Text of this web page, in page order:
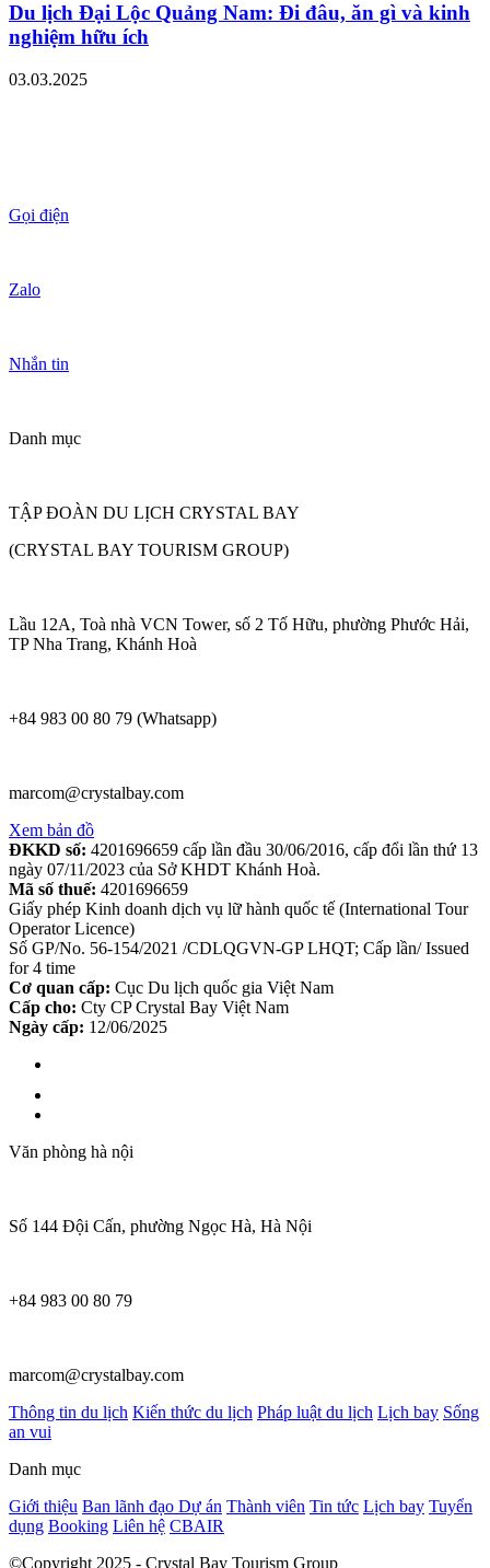
Du lịch Đại Lộc Quảng Nam: Đi đâu, ăn gì và kinh
nghiệm hữu ích
03.03.2025
Gọi điện
Zalo
Nhắn tin
Danh mục
TẬP ĐOÀN DU LỊCH CRYSTAL BAY
(CRYSTAL BAY TOURISM GROUP)
Lầu 12A, Toà nhà VCN Tower, số 2 Tố Hữu, phường Phước Hải,
TP Nha Trang, Khánh Hoà
+84 983 00 80 79 (Whatsapp)
marcom@crystalbay.com
Xem bản đồ
ĐKKD số: 4201696659 cấp lần đầu 30/06/2016, cấp đổi lần thứ 13
ngày 07/11/2023 của Sở KHDT Khánh Hoà.
Mã số thuế: 4201696659
Giấy phép Kinh doanh dịch vụ lữ hành quốc tế (International Tour
Operator Licence)
Số GP/No. 56-154/2021 /CDLQGVN-GP LHQT; Cấp lần/ Issued
for 4 time
Cơ quan cấp: Cục Du lịch quốc gia Việt Nam
Cấp cho: Cty CP Crystal Bay Việt Nam
Ngày cấp: 12/06/2025
Văn phòng hà nội
Số 144 Đội Cấn, phường Ngọc Hà, Hà Nội
+84 983 00 80 79
marcom@crystalbay.com
Thông tin du lịch Kiến thức du lịch Pháp luật du lịch Lịch bay Sống
an vui
Danh mục
Giới thiệu Ban lãnh đạo Dự án Thành viên Tin tức Lịch bay Tuyển
dụng Booking Liên hệ CBAIR
©Copyright 2025 - Crystal Bay Tourism Group